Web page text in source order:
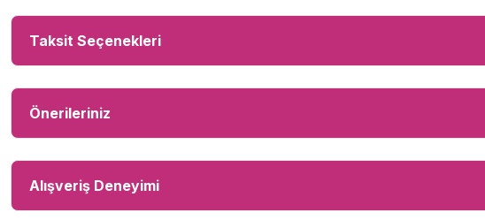
Taksit Seçenekleri
Önerileriniz
Alışveriş Deneyimi